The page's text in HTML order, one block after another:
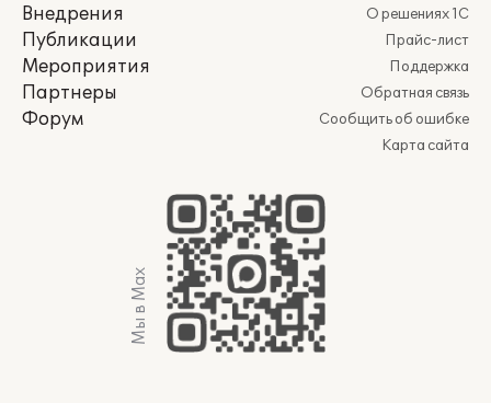
Внедрения
Публикации
Мероприятия
Партнеры
Форум
О решениях 1С
Прайс-лист
Поддержка
Обратная связь
Сообщить об ошибке
Карта сайта
Мы в Max